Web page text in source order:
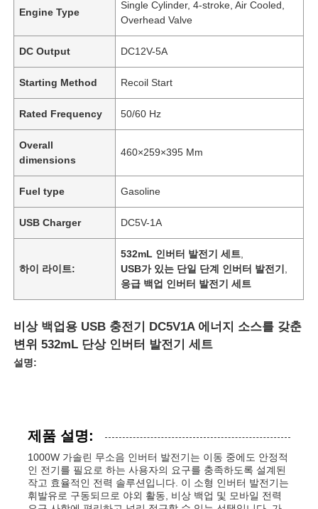
Engine Type
Single Cylinder, 4-stroke, Air Cooled,
Overhead Valve
DC Output DC12V-5A
Starting Method Recoil Start
Rated Frequency 50/60 Hz
Overall
dimensions
460×259×395 Mm
Fuel type Gasoline
USB Charger DC5V-1A
하이 라이트:
532mL 인버터 발전기 세트
USB가 있는 단일 단계 인버터 발전기
응급 백업 인버터 발전기 세트
비상 백업용 USB 충전기 DC5V1A 에너지 소스를 갖춘
변위 532mL 단상 인버터 발전기 세트
설명:
제품 설명:
1000W 가솔린 무소음 인버터 발전기는 이동 중에도 안정적
인 전기를 필요로 하는 사용자의 요구를 충족하도록 설계된
작고 효율적인 전력 솔루션입니다. 이 소형 인버터 발전기는
휘발유로 구동되므로 야외 활동, 비상 백업 및 모바일 전력